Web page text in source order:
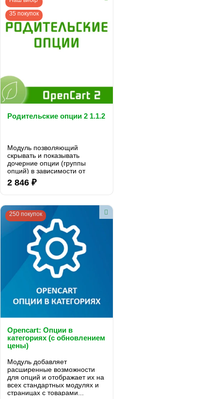
35 покупок
Родительские опции 2 1.1.2
Модуль позволяющий
скрывать и показывать
дочерние опции (группы
опций) в зависимости от
выбранных родительских
опций...
2 846 ₽
250 покупок
Opencart: Опции в
категориях (с обновлением
цены)
Модуль добавляет
расширенные возможности
для опций и отображает их на
всех стандартных модулях и
страницах с товарами...